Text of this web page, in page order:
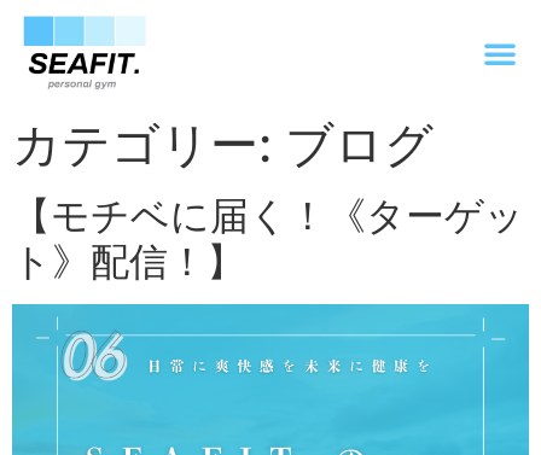
カテゴリー: ブログ
【モチベに届く！《ターゲッ
ト》配信！】